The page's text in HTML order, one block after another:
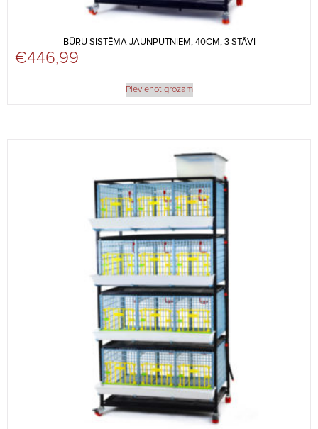
BŪRU SISTĒMA JAUNPUTNIEM, 40CM, 3 STĀVI
€446,99
Pievienot grozam